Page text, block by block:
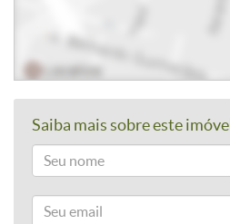
Saiba mais sobre este imóvel